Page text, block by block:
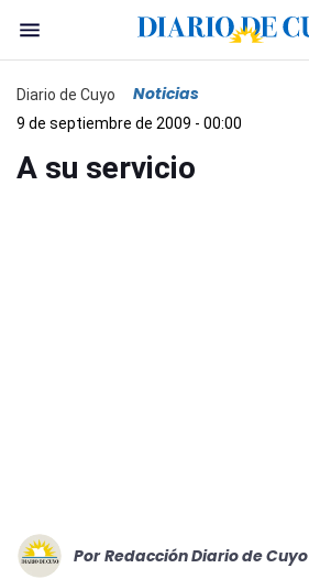
Diario de Cuyo Noticias
9 de septiembre de 2009 - 00:00
A su servicio
Por Redacción Diario de Cuyo